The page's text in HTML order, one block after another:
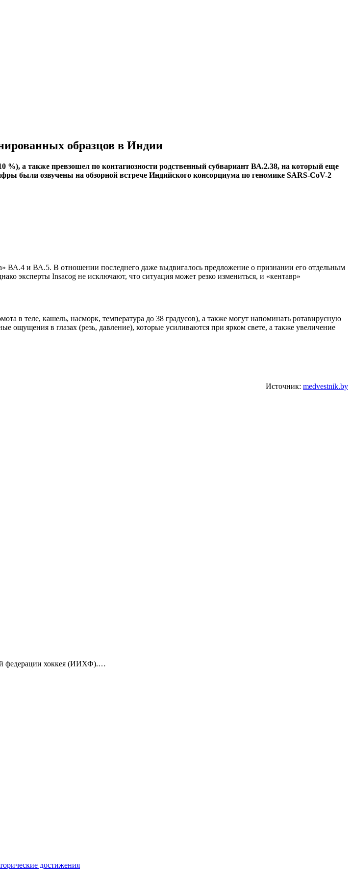
образцов в Индии
а также превзошел по контагиозности родственный субвариант ВА.2.38, на который еще
были озвучены на обзорной встрече Индийского консорциума по геномике SARS-CoV-2
и ВА.5. В отношении последнего даже выдвигалось предложение о признании его отдельным
эксперты Insacog не исключают, что ситуация может резко измениться, и «кентавр»
в теле, кашель, насморк, температура до 38 градусов), а также могут напоминать ротавирусную
ощущения в глазах (резь, давление), которые усиливаются при ярком свете, а также увеличение
Источник: medvestnik.by
федерации хоккея (ИИХФ).…
достижения